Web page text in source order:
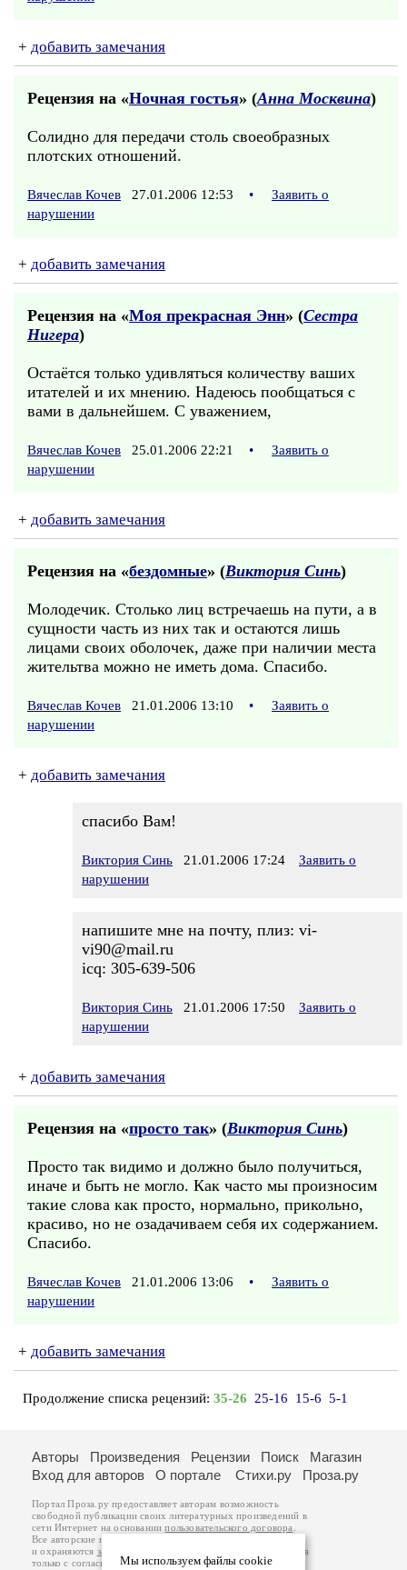
+ добавить замечания
Рецензия на «Ночная гостья» (Анна Москвина)
Солидно для передачи столь своеобразных
плотских отношений.
Вячеслав Кочев 27.01.2006 12:53 •
Заявить о
нарушении
+ добавить замечания
Рецензия на «Моя прекрасная Энн» (Сестра
Нигера)
Остаётся только удивляться количеству ваших
итателей и их мнению. Надеюсь пообщаться с
вами в дальнейшем. С уважением,
Вячеслав Кочев 25.01.2006 22:21 •
Заявить о
нарушении
+ добавить замечания
Рецензия на «бездомные» (Виктория Синь)
Молодечик. Столько лиц встречаешь на пути, а в
сущности часть из них так и остаются лишь
лицами своих оболочек, даже при наличии места
жительтва можно не иметь дома. Спасибо.
Вячеслав Кочев 21.01.2006 13:10 •
Заявить о
нарушении
+ добавить замечания
спасибо Вам!
Виктория Синь 21.01.2006 17:24
Заявить о
нарушении
напишите мне на почту, плиз: vi-
vi90@mail.ru
icq: 305-639-506
Виктория Синь 21.01.2006 17:50
Заявить о
нарушении
+ добавить замечания
Рецензия на «просто так» (Виктория Синь)
Просто так видимо и должно было получиться,
иначе и быть не могло. Как часто мы произносим
такие слова как просто, нормально, прикольно,
красиво, но не озадачиваем себя их содержанием.
Спасибо.
Вячеслав Кочев 21.01.2006 13:06 •
Заявить о
нарушении
+ добавить замечания
Продолжение списка рецензий: 35-26 25-16 15-6 5-1
Мы используем файлы cookie
Авторы Произведения Рецензии Поиск
Магазин
Вход для авторов
О портале Стихи.ру Проза.ру
Портал Проза.ру предоставляет авторам возможность
свободной публикации своих литературных произведений в
сети Интернет на основаниипользовательского договора
Все авторские права на произведения принадлежат авторам
и охраняются законом
. Перепечатка произведений возможна
только с согласия его автора, к которому вы можете